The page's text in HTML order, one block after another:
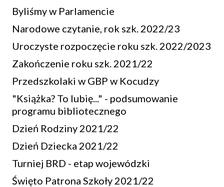
Byliśmy w Parlamencie
Narodowe czytanie, rok szk. 2022/23
Uroczyste rozpoczęcie roku szk. 2022/2023
Zakończenie roku szk. 2021/22
Przedszkolaki w GBP w Kocudzy
"Książka? To lubię..." - podsumowanie
programu bibliotecznego
Dzień Rodziny 2021/22
Dzień Dziecka 2021/22
Turniej BRD - etap wojewódzki
Święto Patrona Szkoły 2021/22